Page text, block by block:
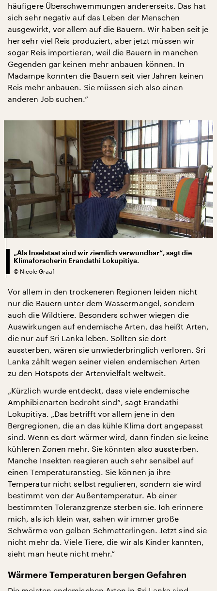
häufigere Überschwemmungen andererseits. Das hat
sich sehr negativ auf das Leben der Menschen
ausgewirkt, vor allem auf die Bauern. Wir haben seit je
her sehr viel Reis produziert, aber jetzt müssen wir
sogar Reis importieren, weil die Bauern in manchen
Gegenden gar keinen mehr anbauen können. In
Madampe konnten die Bauern seit vier Jahren keinen
Reis mehr anbauen. Sie müssen sich also einen
anderen Job suchen.“
„Als Inselstaat sind wir ziemlich verwundbar“, sagt die
Klimaforscherin Erandathi Lokupitiya.
© Nicole Graaf
Vor allem in den trockeneren Regionen leiden nicht
nur die Bauern unter dem Wassermangel, sondern
auch die Wildtiere. Besonders schwer wiegen die
Auswirkungen auf endemische Arten, das heißt Arten,
die nur auf Sri Lanka leben. Sollten sie dort
aussterben, wären sie unwiederbringlich verloren. Sri
Lanka zählt wegen seiner vielen endemischen Arten
zu den Hotspots der Artenvielfalt weltweit.
„Kürzlich wurde entdeckt, dass viele endemische
Amphibienarten bedroht sind“, sagt Erandathi
Lokupitiya. „Das betrifft vor allem jene in den
Bergregionen, die an das kühle Klima dort angepasst
sind. Wenn es dort wärmer wird, dann finden sie keine
kühleren Zonen mehr. Sie könnten also aussterben.
Manche Insekten reagieren auch sehr sensibel auf
einen Temperaturanstieg. Sie können ja ihre
Temperatur nicht selbst regulieren, sondern sie wird
bestimmt von der Außentemperatur. Ab einer
bestimmten Toleranzgrenze sterben sie. Ich erinnere
mich, als ich klein war, sahen wir immer große
Schwärme von gelben Schmetterlingen. Jetzt sind sie
nicht mehr da. Viele Tiere, die wir als Kinder kannten,
sieht man heute nicht mehr.“
Wärmere Temperaturen bergen Gefahren